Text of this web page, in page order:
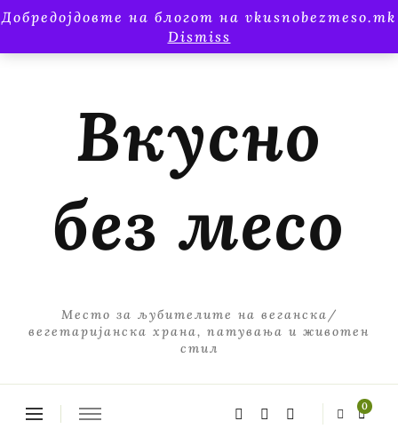
Добредојдовте на блогот на vkusnobezmeso.mk
Dismiss
Вкусно
без месо
Место за љубителите на веганска/
вегетаријанска храна, патувања и животен
стил
0